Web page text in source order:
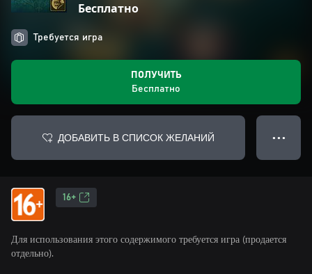
Бесплатно
Требуется игра
ПОЛУЧИТЬ
Бесплатно
ДОБАВИТЬ В СПИСОК ЖЕЛАНИЙ ● ● ●
16+
Для использования этого содержимого требуется игра (продается
отдельно).